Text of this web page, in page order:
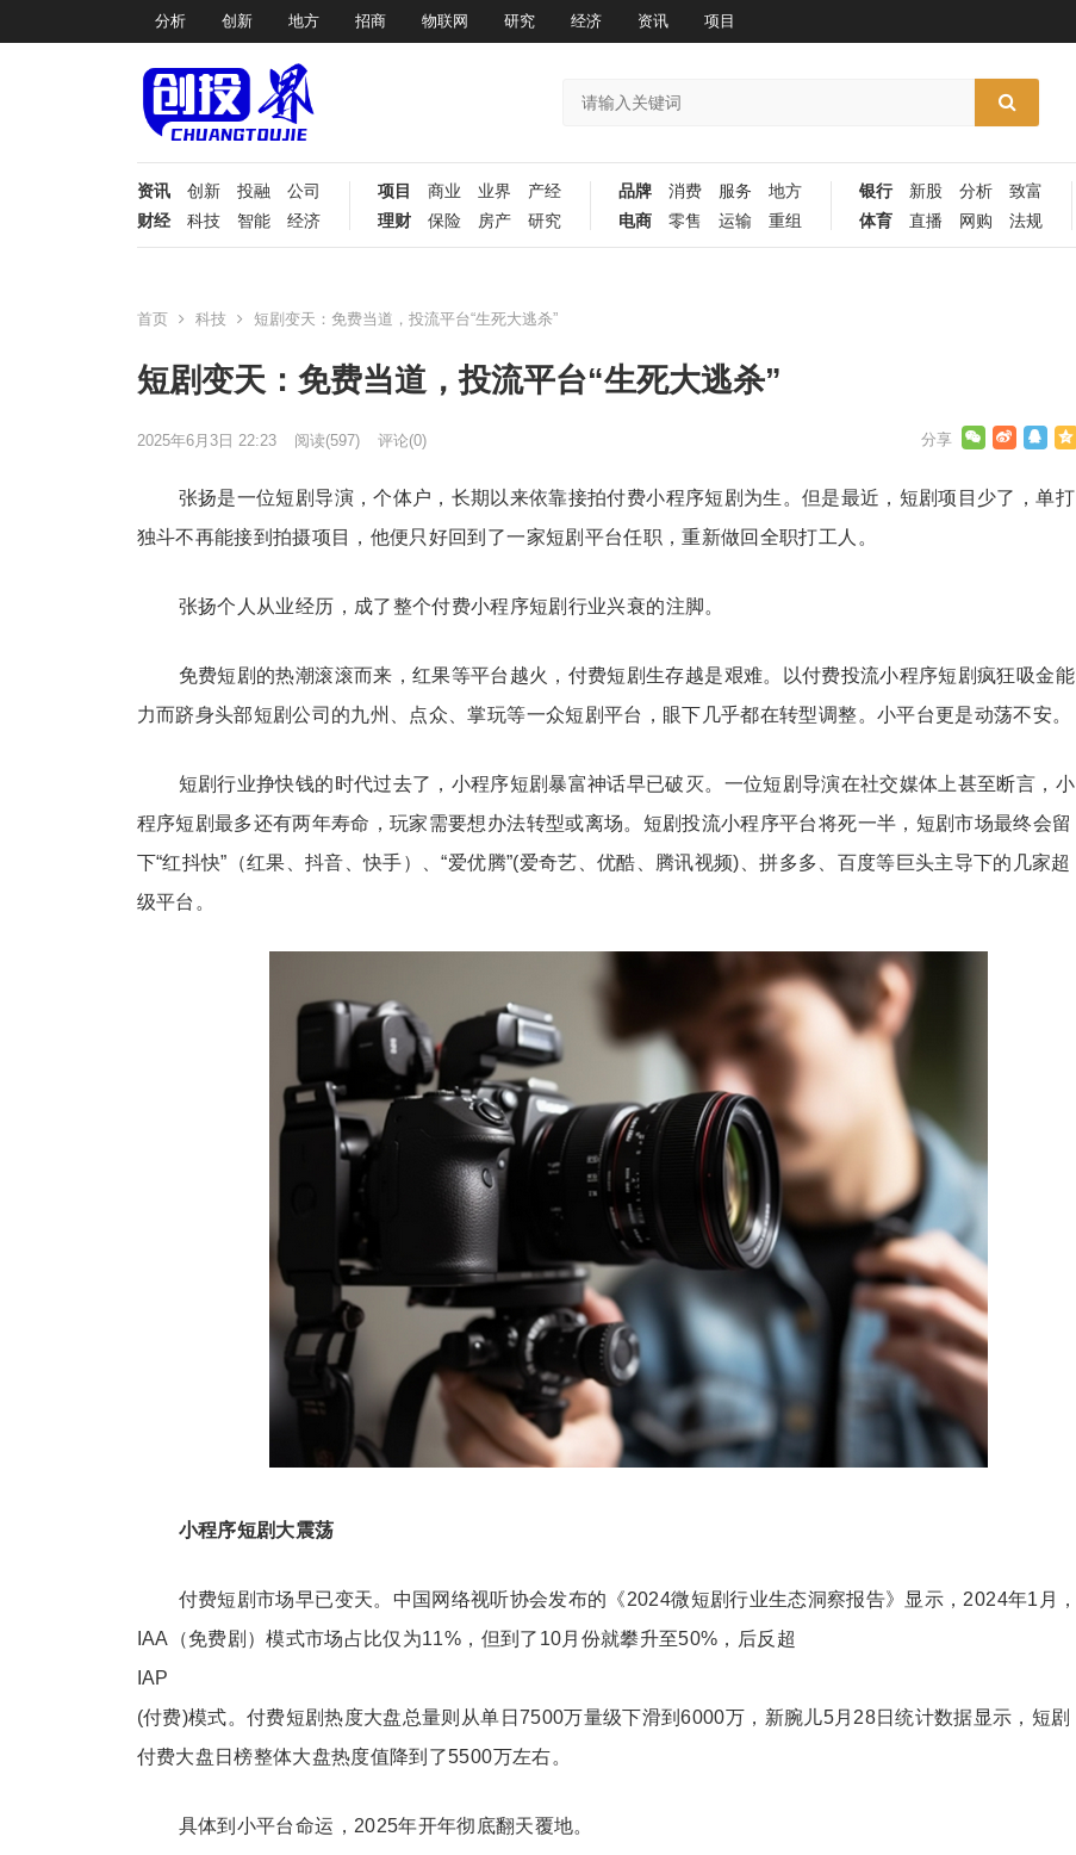
分析 创新 地方 招商 物联网 研究 经济 资讯 项目
资讯 创新 投融
公司
财经
科技 智能 经济
项目 商业 业界
产经
理财
保险 房产 研究
品牌 消费 服务
地方
电商
零售 运输 重组
银行 新股 分析
致富
体育
直播 网购 法规
首页 科技 短剧变天：免费当道，投流平台“生死大逃杀”
短剧变天：免费当道，投流平台“生死大逃杀”
2025年6月3日 22:23 阅读(597) 评论(0)
张扬是一位短剧导演，个体户，长期以来依靠接拍付费小程序短剧为生。但是最近，短剧项目少了，单打
独斗不再能接到拍摄项目，他便只好回到了一家短剧平台任职，重新做回全职打工人。
张扬个人从业经历，成了整个付费小程序短剧行业兴衰的注脚。
免费短剧的热潮滚滚而来，红果等平台越火，付费短剧生存越是艰难。以付费投流小程序短剧疯狂吸金能
力而跻身头部短剧公司的九州、点众、掌玩等一众短剧平台，眼下几乎都在转型调整。小平台更是动荡不安。
短剧行业挣快钱的时代过去了，小程序短剧暴富神话早已破灭。一位短剧导演在社交媒体上甚至断言，小
程序短剧最多还有两年寿命，玩家需要想办法转型或离场。短剧投流小程序平台将死一半，短剧市场最终会留
下“红抖快”（红果、抖音、快手）、“爱优腾”(爱奇艺、优酷、腾讯视频)、拼多多、百度等巨头主导下的几家超
级平台。
小程序短剧大震荡
付费短剧市场早已变天。中国网络视听协会发布的《2024微短剧行业生态洞察报告》显示，2024年1月，
IAA（免费剧）模式市场占比仅为11%，但到了10月份就攀升至50%，后反超
IAP
(付费)模式。付费短剧热度大盘总量则从单日7500万量级下滑到6000万，新腕儿5月28日统计数据显示，短剧
付费大盘日榜整体大盘热度值降到了5500万左右。
具体到小平台命运，2025年开年彻底翻天覆地。